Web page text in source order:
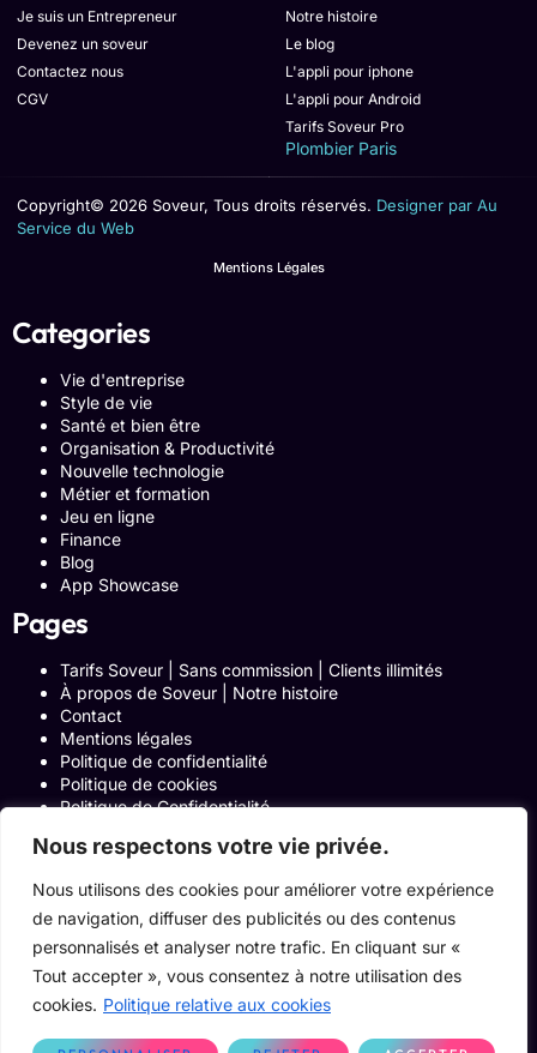
Nous respectons votre vie privée.
Nous utilisons des cookies pour améliorer votre expérience
de navigation, diffuser des publicités ou des contenus
personnalisés et analyser notre trafic. En cliquant sur «
Tout accepter », vous consentez à notre utilisation des
cookies. Politique relative aux cookies
Je suis un Entrepreneur
Devenez un soveur
Contactez nous
CGV
Notre histoire
Le blog
L'appli pour iphone
L'appli pour Android
Tarifs Soveur Pro
Plombier Paris
Copyright© 2026 Soveur, Tous droits réservés. Designer par Au
Service du Web
Mentions Légales
Categories
Vie d'entreprise
Style de vie
Santé et bien être
Organisation & Productivité
Nouvelle technologie
Métier et formation
Jeu en ligne
Finance
Blog
App Showcase
Pages
Tarifs Soveur | Sans commission | Clients illimités
À propos de Soveur | Notre histoire
Contact
Mentions légales
Politique de confidentialité
Politique de cookies
Politique de Confidentialité
Blog
Programme Affiliation
Conditions générales d’utilisation
ACCUEIL
Onglets Zone Affilié
Le Blog
Devenir pro